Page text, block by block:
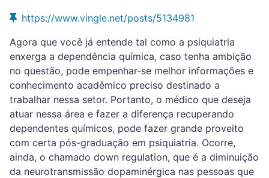
https://www.vingle.net/posts/5134981
Agora que você já entende tal como a psiquiatria
enxerga a dependência química, caso tenha ambição
no questão, pode empenhar-se melhor informações e
conhecimento acadêmico preciso destinado a
trabalhar nessa setor. Portanto, o médico que deseja
atuar nessa área e fazer a diferença recuperando
dependentes químicos, pode fazer grande proveito
com certa pós-graduação em psiquiatria. Ocorre,
ainda, o chamado down regulation, que é a diminuição
da neurotransmissão dopaminérgica nas pessoas que